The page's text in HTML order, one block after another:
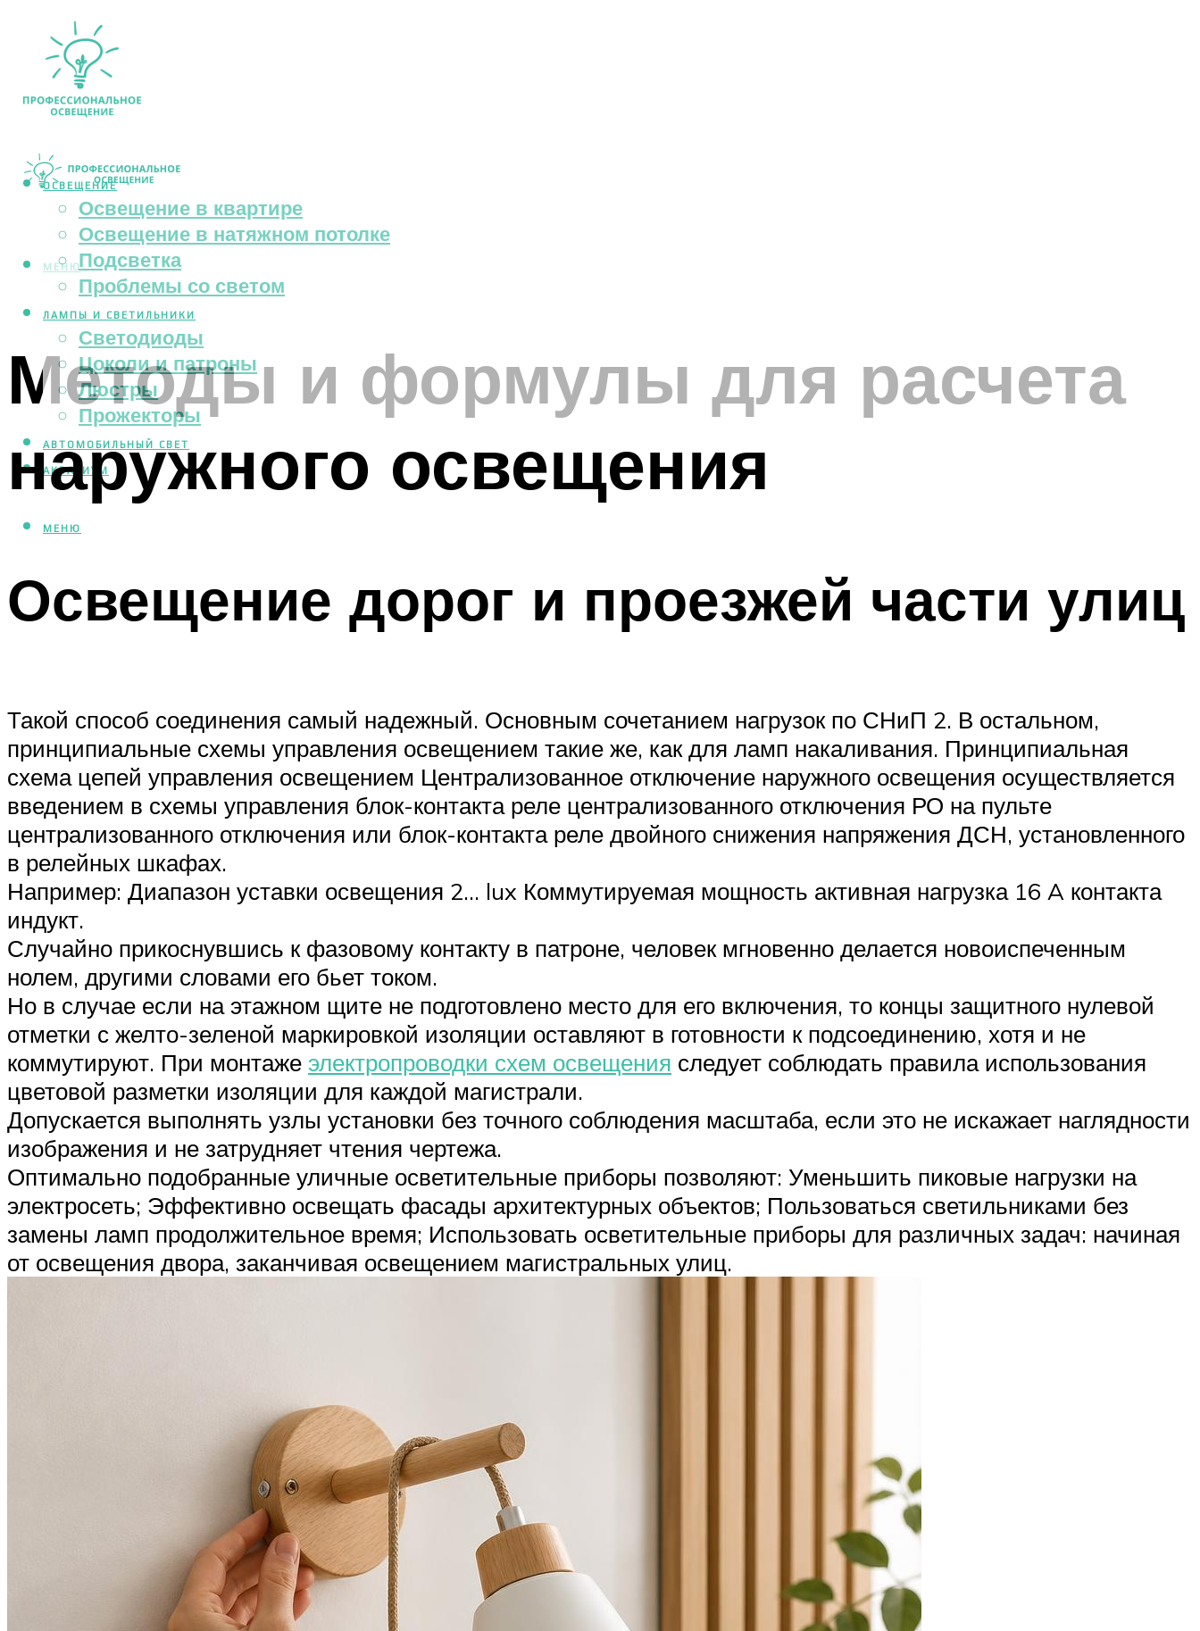
ОСВЕЩЕНИЕ
Освещение в квартире
Освещение в натяжном потолке
Подсветка
Проблемы со светом
ЛАМПЫ И СВЕТИЛЬНИКИ
Светодиоды
Цоколи и патроны
Люстры
Прожекторы
АВТОМОБИЛЬНЫЙ СВЕТ
АКВАРИУМ
МЕНЮ
МЕНЮ
Методы и формулы для расчета
наружного освещения
Освещение дорог и проезжей части улиц
Такой способ соединения самый надежный. Основным сочетанием нагрузок по СНиП 2. В остальном,
принципиальные схемы управления освещением такие же, как для ламп накаливания. Принципиальная
схема цепей управления освещением Централизованное отключение наружного освещения осуществляется
введением в схемы управления блок-контакта реле централизованного отключения РО на пульте
централизованного отключения или блок-контакта реле двойного снижения напряжения ДСН, установленного
в релейных шкафах.
Например: Диапазон уставки освещения 2… lux Коммутируемая мощность активная нагрузка 16 A контакта
индукт.
Случайно прикоснувшись к фазовому контакту в патроне, человек мгновенно делается новоиспеченным
нолем, другими словами его бьет током.
Но в случае если на этажном щите не подготовлено место для его включения, то концы защитного нулевой
отметки с желто-зеленой маркировкой изоляции оставляют в готовности к подсоединению, хотя и не
коммутируют. При монтаже электропроводки схем освещения следует соблюдать правила использования
цветовой разметки изоляции для каждой магистрали.
Допускается выполнять узлы установки без точного соблюдения масштаба, если это не искажает наглядности
изображения и не затрудняет чтения чертежа.
Оптимально подобранные уличные осветительные приборы позволяют: Уменьшить пиковые нагрузки на
электросеть; Эффективно освещать фасады архитектурных объектов; Пользоваться светильниками без
замены ламп продолжительное время; Использовать осветительные приборы для различных задач: начиная
от освещения двора, заканчивая освещением магистральных улиц.